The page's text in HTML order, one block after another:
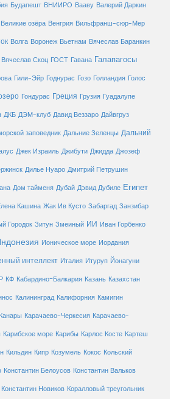
Будапешт ВНИИРО Вааву Валерий Даркин
Великие озёра Венгрия Вильфранш-сюр-Мер
Волга Воронеж Вьетнам Вячеслав Баранкин
Вячеслав Скоц ГОСТ Гавана Галапагосы
Гили-Эйр Годнурас Гозо Голландия Голос
Гондурас Греция Грузия Гуадалупе
ДКБ ДЭМ-клуб Давид Веззаро Дайвгруз
заповедник Дальние Зеленцы Дальний
Джек Израиль Джибути Джидда Джозеф
Дилье Нуаро Дмитрий Петрушин
Дом тайменя Дубай Дэвид Дубиле Египет
Кашина Жак Ив Кусто Забаргад Занзибар
Городок Зитун Змеиный ИИ Иван Горбенко
Ионическое море Иордания
интеллект Италия Итуруп Йонагуни
КФ Кабардино-Балкария Казань Казахстан
Калининград Калифорния Камигин
Канары Карачаево-Черкесия Карачаево-
Карибское море Карибы Карлос Косте Картеш
Кильдин Кипр Козумель Кокос Кольский
Константин Белоусов Константин Вальков
Константин Новиков Коралловый треугольник